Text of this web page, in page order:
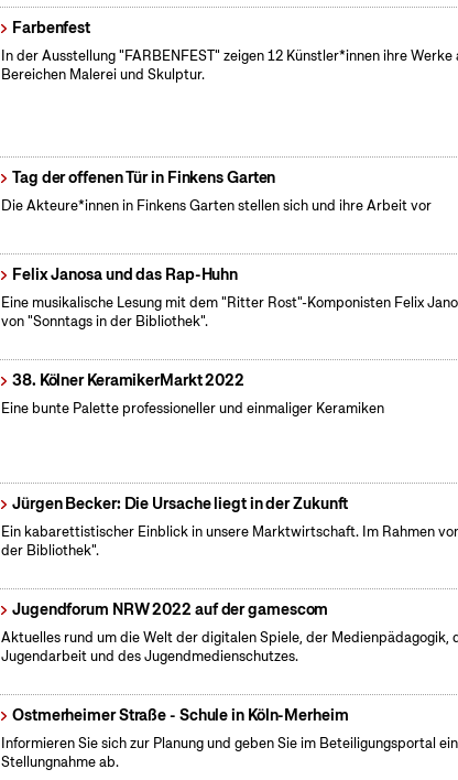
Farbenfest
In der Ausstellung "FARBENFEST" zeigen 12 Künstler*innen ihre Werke
Bereichen Malerei und Skulptur.
Tag der offenen Tür in Finkens Garten
Die Akteure*innen in Finkens Garten stellen sich und ihre Arbeit vor
Felix Janosa und das Rap-Huhn
Eine musikalische Lesung mit dem "Ritter Rost"-Komponisten Felix
von "Sonntags in der Bibliothek".
38. Kölner KeramikerMarkt 2022
Eine bunte Palette professioneller und einmaliger Keramiken
Jürgen Becker: Die Ursache liegt in der Zukunft
Ein kabarettistischer Einblick in unsere Marktwirtschaft. Im Rahmen
der Bibliothek".
Jugendforum NRW 2022 auf der gamescom
Aktuelles rund um die Welt der digitalen Spiele, der Medienpädagogik,
Jugendarbeit und des Jugendmedienschutzes.
Ostmerheimer Straße - Schule in Köln-Merheim
Informieren Sie sich zur Planung und geben Sie im Beteiligungsportal
Stellungnahme ab.